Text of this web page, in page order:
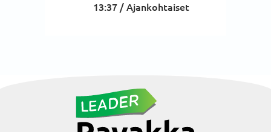
13:37 /Ajankohtaiset